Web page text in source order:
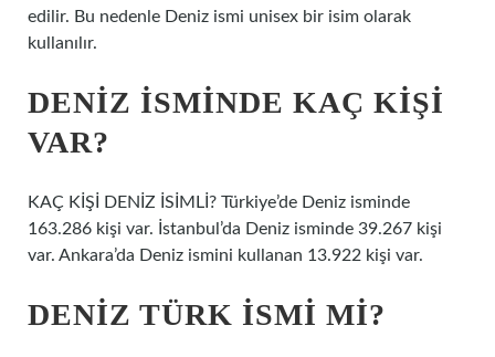
edilir. Bu nedenle Deniz ismi unisex bir isim olarak
kullanılır.
DENIZ ISMINDE KAÇ KIŞI
VAR?
KAÇ KİŞİ DENİZ İSİMLİ? Türkiye’de Deniz isminde
163.286 kişi var. İstanbul’da Deniz isminde 39.267 kişi
var. Ankara’da Deniz ismini kullanan 13.922 kişi var.
DENIZ TÜRK ISMI MI?